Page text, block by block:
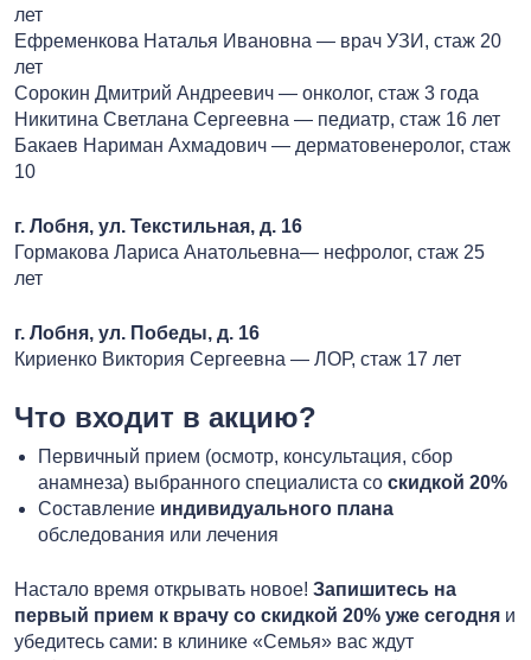
лет
Ефременкова Наталья Ивановна — врач УЗИ, стаж 20
лет
Сорокин Дмитрий Андреевич — онколог, стаж 3 года
Никитина Светлана Сергеевна — педиатр, стаж 16 лет
Бакаев Нариман Ахмадович — дерматовенеролог, стаж
10
г. Лобня, ул. Текстильная, д. 16
Гормакова Лариса Анатольевна— нефролог, стаж 25
лет
г. Лобня, ул. Победы, д. 16
Кириенко Виктория Сергеевна — ЛОР, стаж 17 лет
Что входит в акцию?
Первичный прием (осмотр, консультация, сбор
анамнеза) выбранного специалиста со скидкой 20%
Составление индивидуального плана
обследования или лечения
Настало время открывать новое! Запишитесь на
первый прием к врачу со скидкой 20% уже сегодня и
убедитесь сами: в клинике «Семья» вас ждут